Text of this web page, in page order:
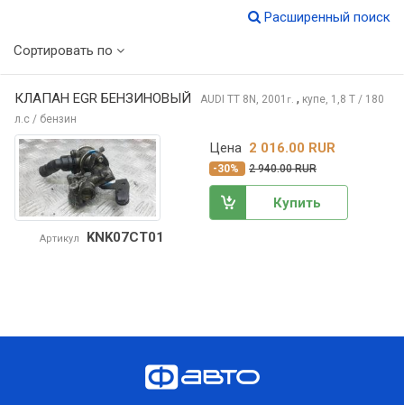
Расширенный поиск
Сортировать по
КЛАПАН EGR БЕНЗИНОВЫЙ AUDI TT 8N, 2001 г. , купе, 1,8 T / 180
л.с / бензин
Артикул KNK07CT01
Цена 2 016.00 RUR
-30% 2 940.00 RUR
Купить